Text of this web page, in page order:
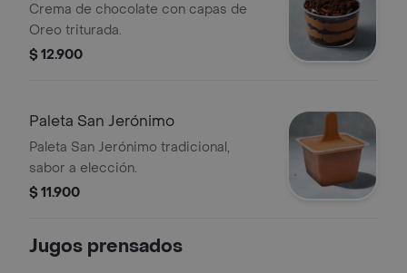
Crema de chocolate con capas de
Oreo triturada.
$ 12.900
Paleta San Jerónimo
Paleta San Jerónimo tradicional,
sabor a elección.
$ 11.900
Jugos prensados